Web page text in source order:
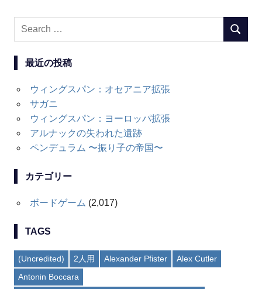
Search
最近の投稿
ウィングスパン：オセアニア拡張
サガニ
ウィングスパン：ヨーロッパ拡張
アルナックの失われた遺跡
ペンデュラム 〜振り子の帝国〜
カテゴリー
ボードゲーム (2,017)
TAGS
(Uncredited) 2人用 Alexander Pfister
Alex Cutler
Antonin Boccara